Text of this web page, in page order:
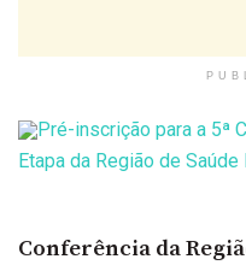
Pré-inscrição para a 5ª
Etapa da Região de
Conferência da